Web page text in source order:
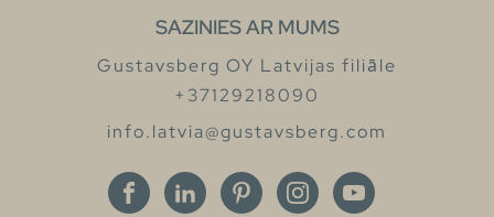
SAZINIES AR MUMS
Gustavsberg OY Latvijas filiāle
+37129218090
info.latvia@gustavsberg.com